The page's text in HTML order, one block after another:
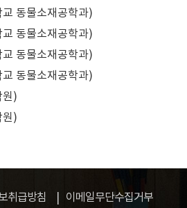
동물소재공학과)
동물소재공학과)
동물소재공학과)
동물소재공학과)
원)
원)
취급방침
이메일무단수집거부